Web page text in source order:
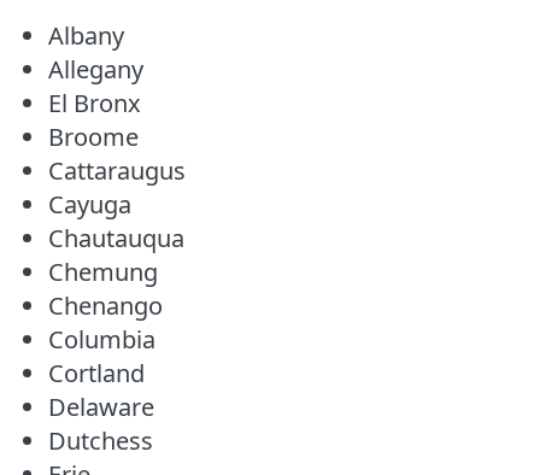
Albany
Allegany
El Bronx
Broome
Cattaraugus
Cayuga
Chautauqua
Chemung
Chenango
Columbia
Cortland
Delaware
Dutchess